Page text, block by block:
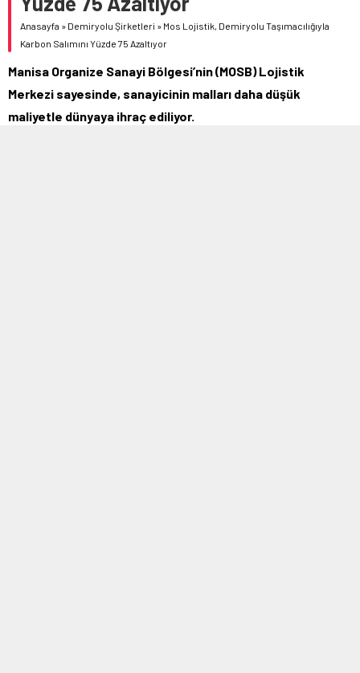
Anasayfa » Demiryolu Şirketleri » Mos Lojistik, Demiryolu Taşımacılığıyla
Karbon Salımını Yüzde 75 Azaltıyor
Manisa Organize Sanayi Bölgesi’nin (MOSB) Lojistik
Merkezi sayesinde, sanayicinin malları daha düşük
maliyetle dünyaya ihraç ediliyor.